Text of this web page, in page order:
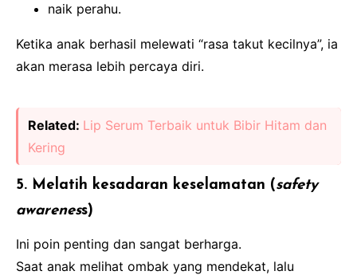
naik perahu.
Ketika anak berhasil melewati “rasa takut kecilnya”, ia
akan merasa lebih percaya diri.
Related: Lip Serum Terbaik untuk Bibir Hitam dan
Kering
5. Melatih kesadaran keselamatan (safety
awareness)
Ini poin penting dan sangat berharga.
Saat anak melihat ombak yang mendekat, lalu